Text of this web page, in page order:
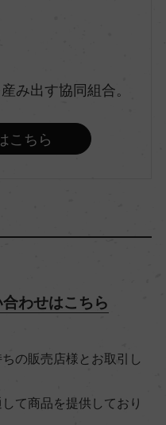
み出す協同組合。
こちら
わせはこちら
の販売店様とお取引し
て商品を提供しており